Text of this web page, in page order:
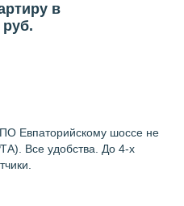
в
руб.
Евпаторийскому шоссе не
Все удобства. До 4-х